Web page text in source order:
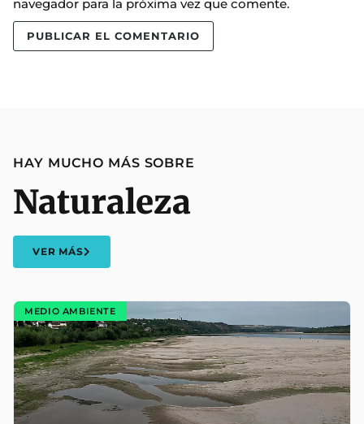
navegador para la próxima vez que comente.
HAY MUCHO MÁS SOBRE
Naturaleza
VER MÁS
MEDIO AMBIENTE